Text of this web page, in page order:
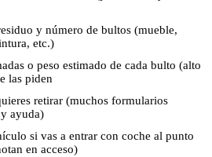
y número de bultos (mueble,
etc.)
o peso estimado de cada bulto (alto
las piden
retirar (muchos formularios
ayuda)
si vas a entrar con coche al punto
en acceso)